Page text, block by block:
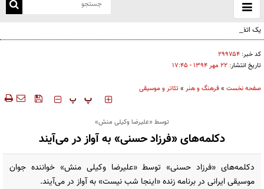
باز
و
یک اتفاق عجیب در «لوور»
کد خبر: ۲۹۹۷۵۴
تاریخ انتشار: ۲۲ مهر ۱۳۹۴ - ۱۷:۴۵
صفحه نخست »فرهنگ و هنر »تئاتر و موسیقی
‍‍‍ پ پ
توسط «علیرضا وکیلی منش»
دکلمه‌های «فرزاد حسنی» به آواز در می‌آیند
دکلمه‌های «فرزاد حسنی» توسط «علیرضا وکیلی منش» خواننده جوان
موسیقی ایرانی در برنامه زنده «اینجا شب نیست» به آواز در می‌آیند.